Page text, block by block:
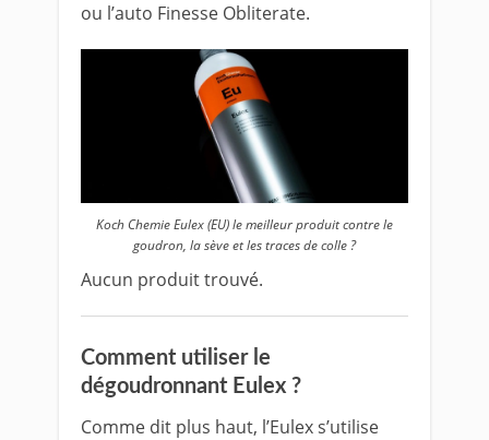
ou l’auto Finesse Obliterate.
Koch Chemie Eulex (EU) le meilleur produit contre le
goudron, la sève et les traces de colle ?
Aucun produit trouvé.
Comment utiliser le
dégoudronnant Eulex ?
Comme dit plus haut, l’Eulex s’utilise